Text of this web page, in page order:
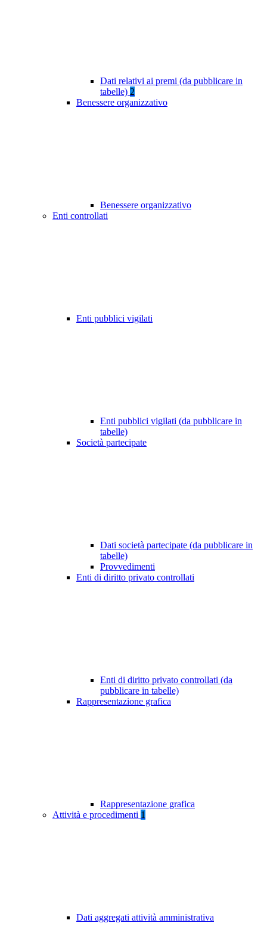
Dati relativi ai premi (da pubblicare in
tabelle) 2
Benessere organizzativo
Benessere organizzativo
Enti controllati
Enti pubblici vigilati
Enti pubblici vigilati (da pubblicare in
tabelle)
Società partecipate
Dati società partecipate (da pubblicare in
tabelle)
Provvedimenti
Enti di diritto privato controllati
Enti di diritto privato controllati (da
pubblicare in tabelle)
Rappresentazione grafica
Rappresentazione grafica
Attività e procedimenti 1
Dati aggregati attività amministrativa